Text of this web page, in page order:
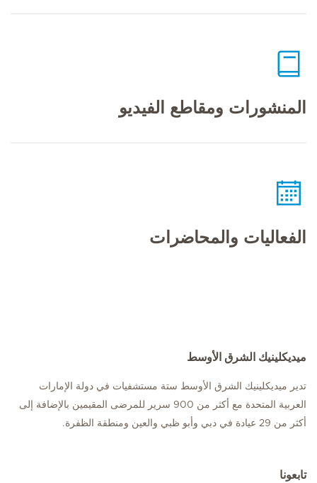
المنشورات ومقاطع الفيديو
الفعاليات والمحاضرات
ميديكلينيك الشرق الأوسط
تدير ميديكلينيك الشرق الأوسط ستة مستشفيات في دولة الإمارات
العربية المتحدة مع أكثر من 900 سرير للمرضى المقيمين بالإضافة إلى
أكثر من 29 عيادة في دبي وأبو ظبي والعين ومنطقة الظفرة.
تابعونا